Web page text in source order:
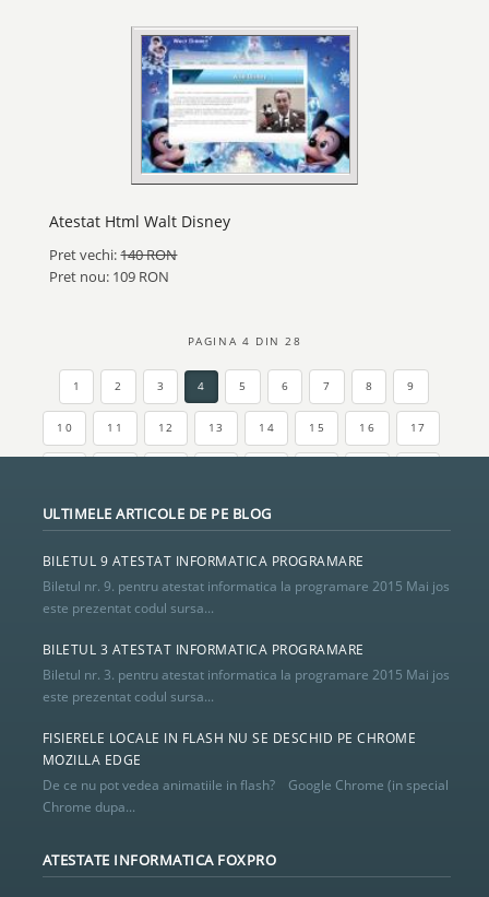
Atestat Html Walt Disney
Pret vechi:140 RON
Pret nou: 109 RON
PAGINA 4 DIN 28
1 2 3 4 5 6 7 8 9
10 11 12 13 14 15 16 17
26 27
ULTIMELE ARTICOLE DE PE BLOG
BILETUL 9 ATESTAT INFORMATICA PROGRAMARE
Biletul nr. 9. pentru atestat informatica la programare 2015 Mai jos
este prezentat codul sursa...
BILETUL 3 ATESTAT INFORMATICA PROGRAMARE
Biletul nr. 3. pentru atestat informatica la programare 2015 Mai jos
este prezentat codul sursa...
FISIERELE LOCALE IN FLASH NU SE DESCHID PE CHROME
MOZILLA EDGE
De ce nu pot vedea animatiile in flash? Google Chrome (in special
Chrome dupa...
ATESTATE INFORMATICA FOXPRO